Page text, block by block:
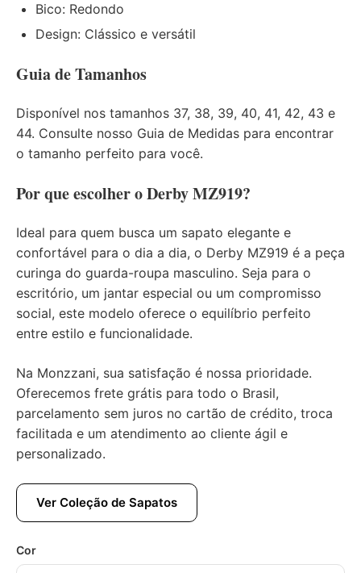
Bico: Redondo
Design: Clássico e versátil
Guia de Tamanhos
Disponível nos tamanhos 37, 38, 39, 40, 41, 42, 43 e
44. Consulte nosso Guia de Medidas para encontrar
o tamanho perfeito para você.
Por que escolher o Derby MZ919?
Ideal para quem busca um sapato elegante e
confortável para o dia a dia, o Derby MZ919 é a peça
curinga do guarda-roupa masculino. Seja para o
escritório, um jantar especial ou um compromisso
social, este modelo oferece o equilíbrio perfeito
entre estilo e funcionalidade.
Na Monzzani, sua satisfação é nossa prioridade.
Oferecemos frete grátis para todo o Brasil,
parcelamento sem juros no cartão de crédito, troca
facilitada e um atendimento ao cliente ágil e
personalizado.
Ver Coleção de Sapatos
Cor